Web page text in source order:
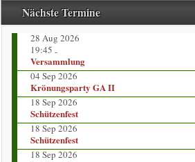
Züge
Vorstand
Kompaniekönige
Regimentskönige
Jungschützenkönige
Nächste Termine
28 Aug 2026
19:45 -
Versammlung
04 Sep 2026
Krönungsparty GA II
18 Sep 2026
Schützenfest
18 Sep 2026
Schützenfest
18 Sep 2026